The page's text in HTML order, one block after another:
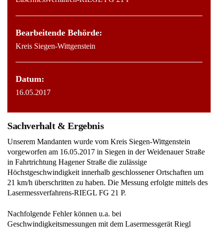
Bearbeitende Behörde:
Kreis Siegen-Wittgenstein
Datum:
16.05.2017
Sachverhalt & Ergebnis
Unserem Mandanten wurde vom Kreis Siegen-Wittgenstein
vorgeworfen am 16.05.2017 in Siegen in der Weidenauer Straße
in Fahrtrichtung Hagener Straße die zulässige
Höchstgeschwindigkeit innerhalb geschlossener Ortschaften um
21 km/h überschritten zu haben. Die Messung erfolgte mittels des
Lasermessverfahrens-RIEGL FG 21 P.
Nachfolgende Fehler können u.a. bei
Geschwindigkeitsmessungen mit dem Lasermessgerät Riegl